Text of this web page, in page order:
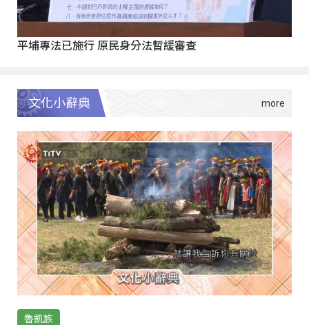
平埔專法已施行 原民身分法暫緩審查
文化小辭典
魯凱族